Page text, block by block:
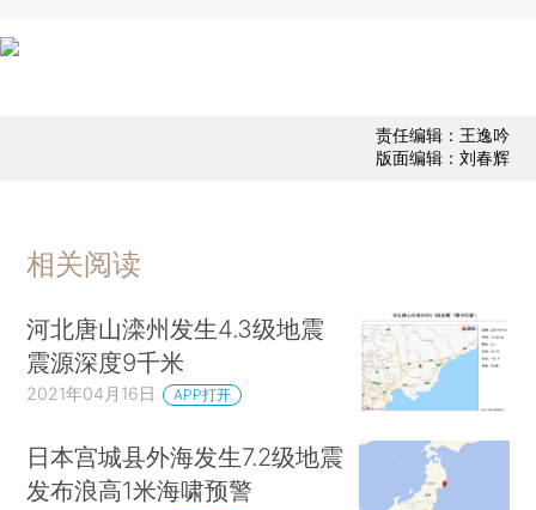
责任编辑：王逸吟
版面编辑：刘春辉
相关阅读
河北唐山滦州发生4.3级地震
震源深度9千米
2021年04月16日 APP打开
日本宫城县外海发生7.2级地震
发布浪高1米海啸预警